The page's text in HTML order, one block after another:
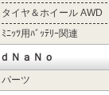
タイヤ＆ホイール AWD
ﾐﾆｯﾂ用ﾊﾞｯﾃﾘｰ関連
ｄＮａＮｏ
パーツ